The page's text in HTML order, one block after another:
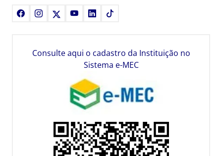
FacebookInstagram YoutubeLinkedIn
Consulte aqui o cadastro da Instituição no
Sistema e-MEC